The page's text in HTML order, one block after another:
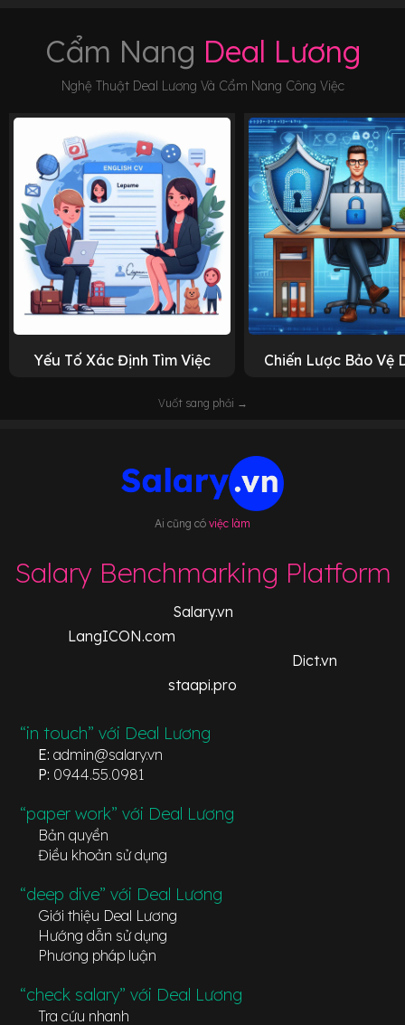
Cẩm Nang Deal Lương
Nghệ Thuật Deal Lương Và Cẩm Nang Công Việc
Yếu Tố Xác Định Tìm Việc Chiến Lược Bảo Vệ
Vuốt sang phải →
Ai cũng có việc làm
Salary Benchmarking Platform
Salary.vn
LangICON.com
Dict.vn
staapi.pro
“in touch” với Deal Lương
E: admin@salary.vn
P: 0944.55.0981
“paper work” với Deal Lương
Bản quyền
Điều khoản sử dụng
“deep dive” với Deal Lương
Giới thiệu Deal Lương
Hướng dẫn sử dụng
Phương pháp luận
“check salary” với Deal Lương
Tra cứu nhanh